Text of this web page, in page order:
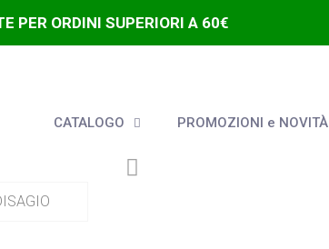
PER ORDINI SUPERIORI A 60€
CATALOGO PROMOZIONI e NOVITÀ